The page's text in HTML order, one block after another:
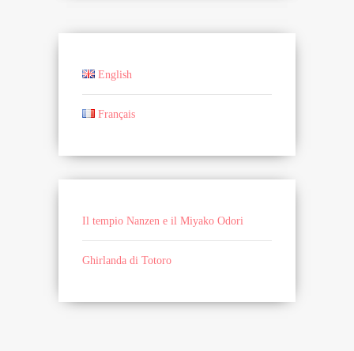
English
Français
Il tempio Nanzen e il Miyako Odori
Ghirlanda di Totoro